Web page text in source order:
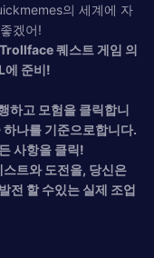
의 세계에 자
겠어!
퀘스트 게임 의
에 준비!
하고 모험을 클릭합니
나를 기준으로합니다.
사항을 클릭!
트와 도전을, 당신은
전 할 수있는 실제 조업